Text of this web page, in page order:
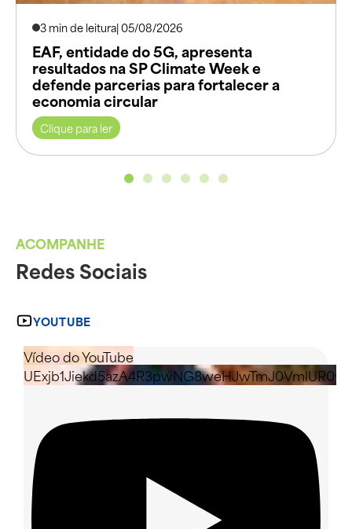
3 min de leitura| 05/08/2026
EAF, entidade do 5G, apresenta
resultados na SP Climate Week e
defende parcerias para fortalecer a
economia circular
Clique para ler
ACOMPANHE
Redes Sociais
YOUTUBE
Vídeo do YouTube